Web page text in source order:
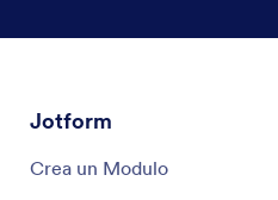
Perle di resina
Jotform
Crea un Modulo